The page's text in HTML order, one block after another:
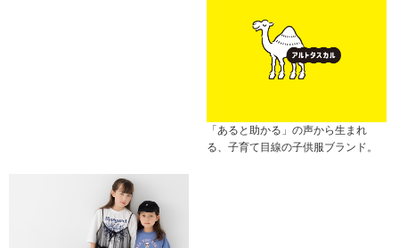
「あると助かる」の声から生まれ
る、子育て目線の子供服ブランド。